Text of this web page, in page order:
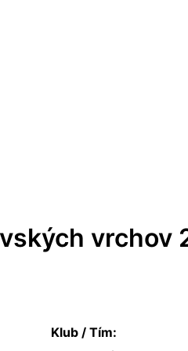
vrchov
Klub / Tím: